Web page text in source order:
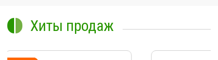
Хиты продаж